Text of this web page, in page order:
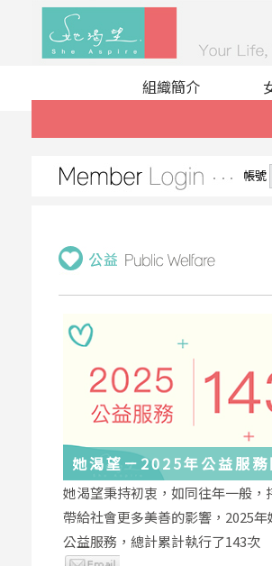
組織簡介
帳號
她渴望－2025年公益服務
與感謝
她渴望秉持初衷，如同往年一般，
帶給社會更多美善的影響，2025年
公益服務，總計累計執行了143次